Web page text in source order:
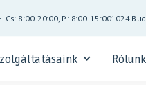
Cs: 8:00-20:00, P: 8:00-15:001024
Rólunk